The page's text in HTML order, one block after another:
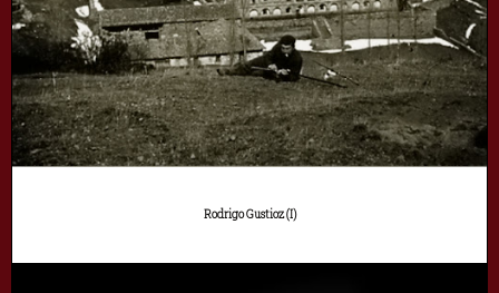
Rodrigo Gustioz (I)